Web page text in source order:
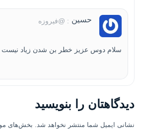
حسین : @فیروزه
سلام دوس عزیز خطر بن شدن زیاد نیست
دیدگاهتان را بنویسید
نشانی ایمیل شما منتشر نخواهد شد. بخش‌های